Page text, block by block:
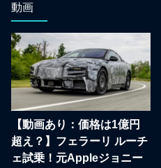
動画
【動画あり：価格は1億円
超え？】フェラーリ ルーチ
ェ試乗！元Appleジョニー